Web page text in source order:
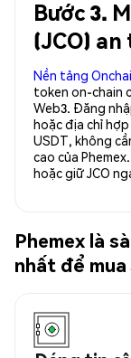
Bước 3.
(JCO) an
Nền tảng
token on-chain
Web3. Đăng
hoặc địa chỉ
USDT, không
cao của
hoặc giữ JCO
Phemex là
nhất để mua